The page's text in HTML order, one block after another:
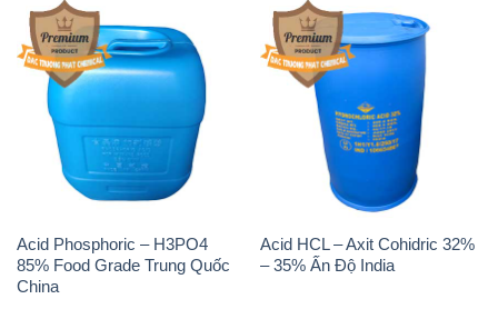
Acid Phosphoric – H3PO4
85% Food Grade Trung Quốc
China
Acid HCL – Axit Cohidric 32%
– 35% Ấn Độ India